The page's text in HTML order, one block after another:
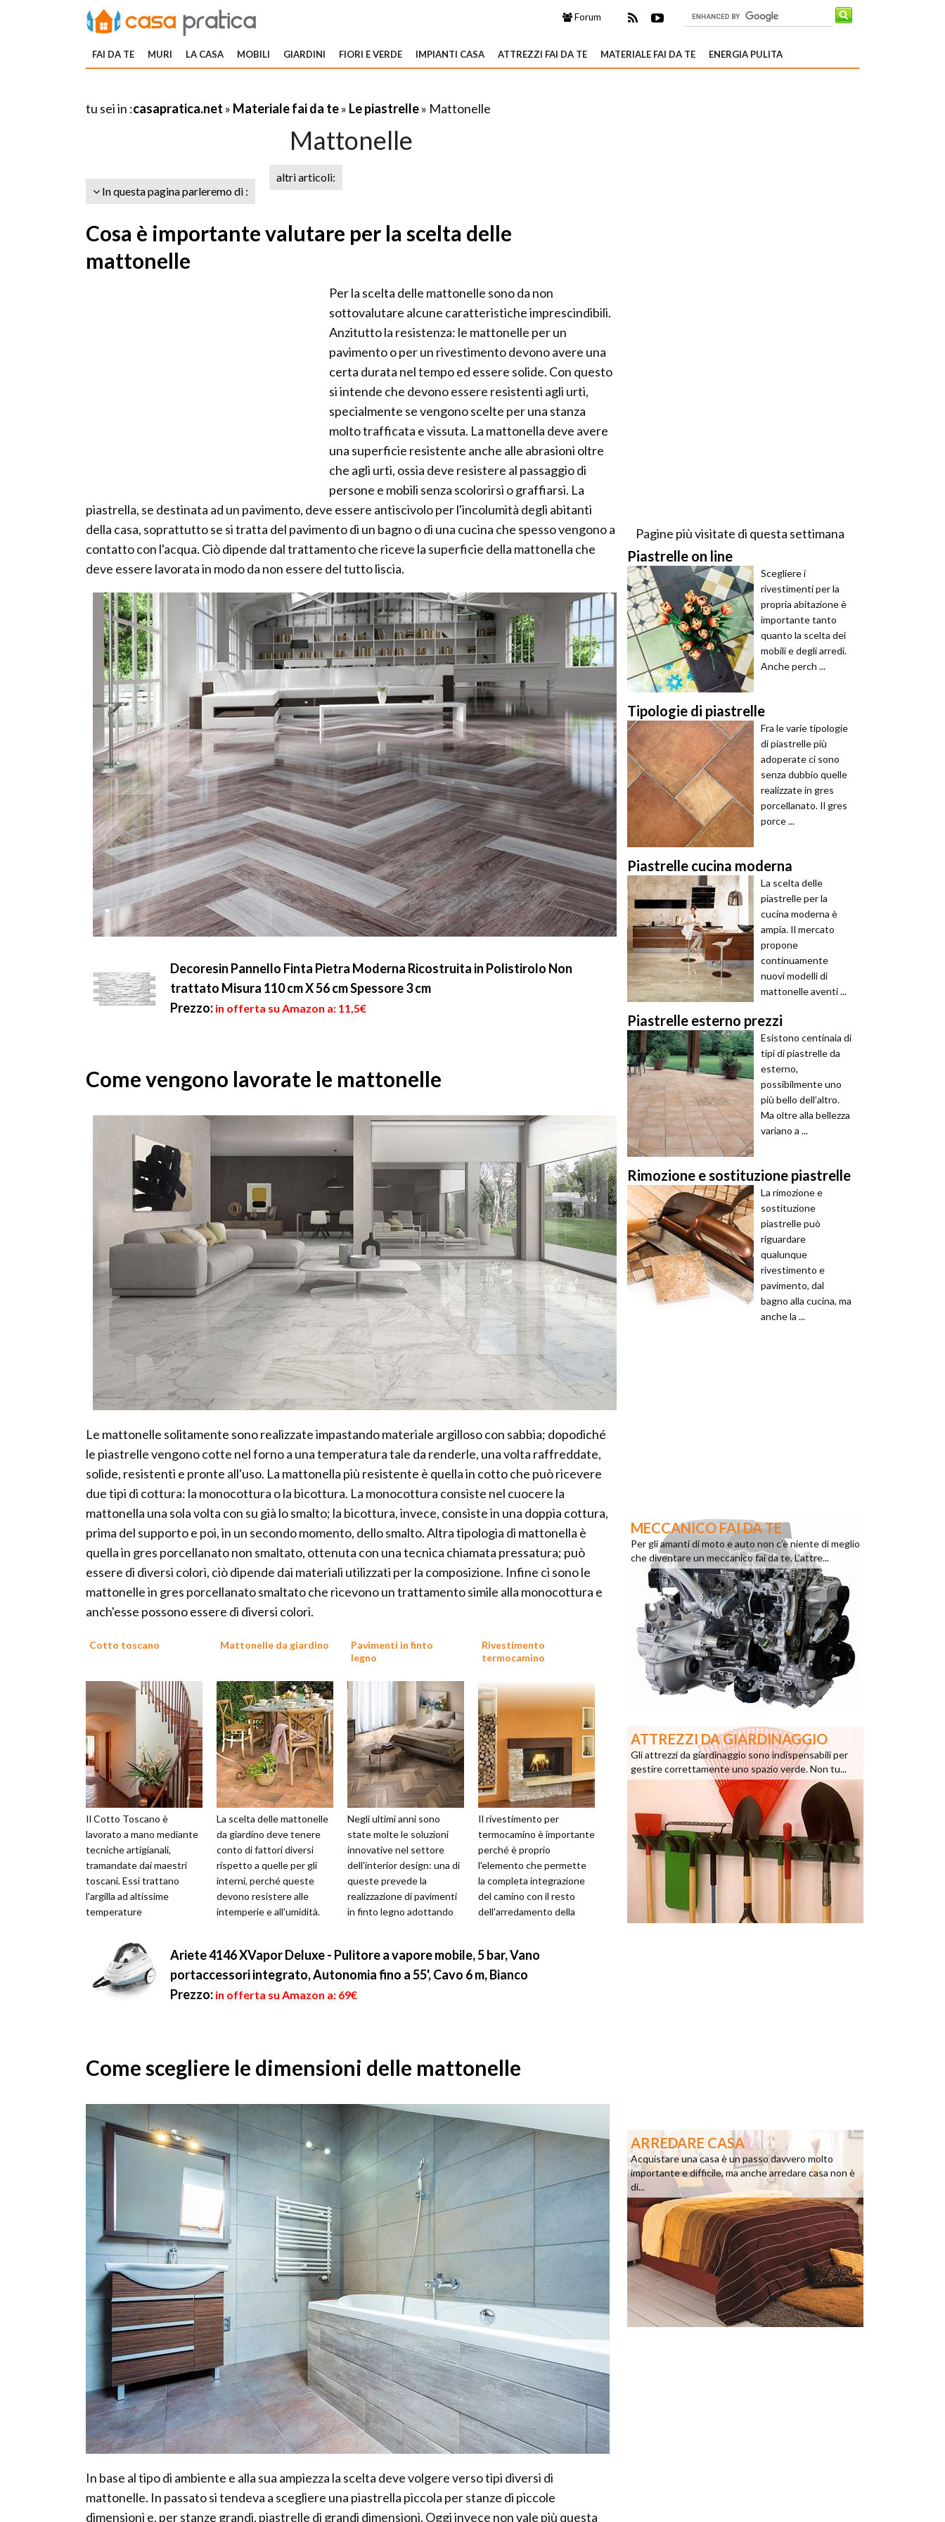
Forum
FAI DA TE MURI LA CASA MOBILI GIARDINI FIORI E VERDE IMPIANTI CASA ATTREZZI FAI DA TE MATERIALE FAI DA TE ENERGIA PULITA
tu sei in :casapratica.net » Materiale fai da te» Le piastrelle» Mattonelle
Mattonelle
In questa pagina parleremo di :
altri articoli:
Cosa è importante valutare per la scelta delle
mattonelle
Per la scelta delle mattonelle sono da non
sottovalutare alcune caratteristiche imprescindibili.
Anzitutto la resistenza: le mattonelle per un
pavimento o per un rivestimento devono avere una
certa durata nel tempo ed essere solide. Con questo
si intende che devono essere resistenti agli urti,
specialmente se vengono scelte per una stanza
molto trafficata e vissuta. La mattonella deve avere
una superficie resistente anche alle abrasioni oltre
che agli urti, ossia deve resistere al passaggio di
persone e mobili senza scolorirsi o graffiarsi. La
piastrella, se destinata ad un pavimento, deve essere antiscivolo per l'incolumità degli abitanti
della casa, soprattutto se si tratta del pavimento di un bagno o di una cucina che spesso vengono a
contatto con l'acqua. Ciò dipende dal trattamento che riceve la superficie della mattonella che
deve essere lavorata in modo da non essere del tutto liscia.
Decoresin Pannello Finta Pietra Moderna Ricostruita in Polistirolo Non
trattato Misura 110 cm X 56 cm Spessore 3 cm
Prezzo: in offerta su Amazon a: 11,5€
Come vengono lavorate le mattonelle
Le mattonelle solitamente sono realizzate impastando materiale argilloso con sabbia; dopodiché
le piastrelle vengono cotte nel forno a una temperatura tale da renderle, una volta raffreddate,
solide, resistenti e pronte all'uso. La mattonella più resistente è quella in cotto che può ricevere
due tipi di cottura: la monocottura o la bicottura. La monocottura consiste nel cuocere la
mattonella una sola volta con su già lo smalto; la bicottura, invece, consiste in una doppia cottura,
prima del supporto e poi, in un secondo momento, dello smalto. Altra tipologia di mattonella è
quella in gres porcellanato non smaltato, ottenuta con una tecnica chiamata pressatura; può
essere di diversi colori, ciò dipende dai materiali utilizzati per la composizione. Infine ci sono le
mattonelle in gres porcellanato smaltato che ricevono un trattamento simile alla monocottura e
anch'esse possono essere di diversi colori.
Cotto toscano
Il Cotto Toscano è
lavorato a mano mediante
tecniche artigianali,
tramandate dai maestri
toscani. Essi trattano
l'argilla ad altissime
temperature
composizione silicio e
alluminio, ...
Mattonelle da giardino
La scelta delle mattonelle
da giardino deve tenere
conto di fattori diversi
rispetto a quelle per gli
interni, perché queste
devono resistere alle
intemperie e all'umidità.
Pavimenti in finto
legno
Negli ultimi anni sono
state molte le soluzioni
innovative nel settore
dell'interior design: una di
queste prevede la
realizzazione di pavimenti
in finto legno adottando
Rivestimento
termocamino
Il rivestimento per
termocamino è importante
perché è proprio
l'elemento che permette
la completa integrazione
del camino con il resto
dell'arredamento della
Ariete 4146 XVapor Deluxe - Pulitore a vapore mobile, 5 bar, Vano
portaccessori integrato, Autonomia fino a 55', Cavo 6 m, Bianco
Prezzo: in offerta su Amazon a: 69€
Come scegliere le dimensioni delle mattonelle
In base al tipo di ambiente e alla sua ampiezza la scelta deve volgere verso tipi diversi di
mattonelle. In passato si tendeva a scegliere una piastrella piccola per stanze di piccole
dimensioni e, per stanze grandi, piastrelle di grandi dimensioni. Oggi invece non vale più questa
Pagine più visitate di questa settimana
Piastrelle on line
Scegliere i
rivestimenti per la
propria abitazione è
importante tanto
quanto la scelta dei
mobili e degli arredi.
Anche perch ...
Tipologie di piastrelle
Fra le varie tipologie
di piastrelle più
adoperate ci sono
senza dubbio quelle
realizzate in gres
porcellanato. Il gres
porce ...
Piastrelle cucina moderna
La scelta delle
piastrelle per la
cucina moderna è
ampia. Il mercato
propone
continuamente
nuovi modelli di
mattonelle aventi ...
Piastrelle esterno prezzi
Esistono centinaia di
tipi di piastrelle da
esterno,
possibilmente uno
più bello dell’altro.
Ma oltre alla bellezza
variano a ...
Rimozione e sostituzione piastrelle
La rimozione e
sostituzione
piastrelle può
riguardare
qualunque
rivestimento e
pavimento, dal
bagno alla cucina, ma
anche la ...
MECCANICO FAI DA TE
Per gli amanti di moto e auto non c’è niente di meglio
che diventare un meccanico fai da te. L’attre...
ATTREZZI DA GIARDINAGGIO
Gli attrezzi da giardinaggio sono indispensabili per
gestire correttamente uno spazio verde. Non tu...
ARREDARE CASA
Acquistare una casa è un passo davvero molto
importante e difficile, ma anche arredare casa non è
di...